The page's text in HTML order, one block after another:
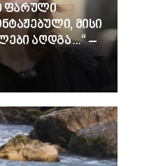
ფარული
მისი
აღდგა…“ –